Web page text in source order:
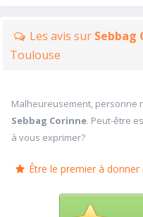
Les avis sur Sebbag
Toulouse
Malheureusement, personne
Sebbag Corinne. Peut-être
à vous exprimer?
Être le premier à